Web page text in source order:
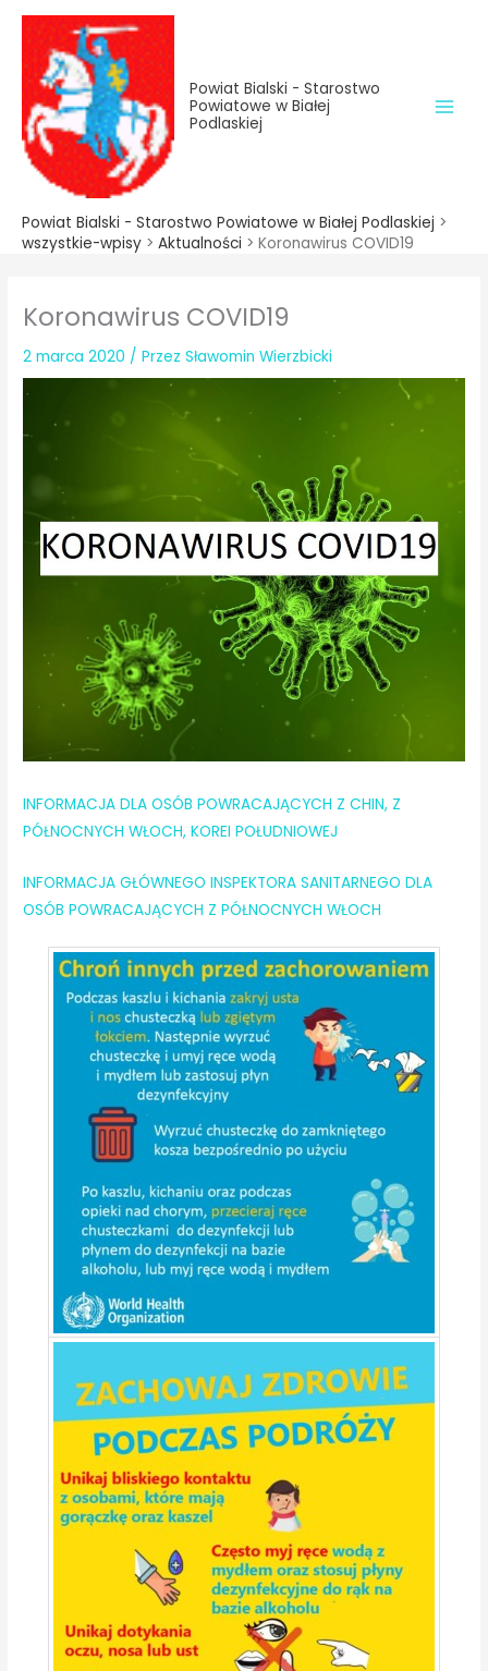
treści
Przejdź
treści
Powiat Bialski - Starostwo
Powiatowe w Białej
Podlaskiej
Powiat Bialski - Starostwo Powiatowe w Białej Podlaskiej >
wszystkie-wpisy > Aktualności > Koronawirus COVID19
Koronawirus COVID19
2 marca 2020 / PrzezSławomin Wierzbicki
INFORMACJA DLA OSÓB POWRACAJĄCYCH Z CHIN, Z
PÓŁNOCNYCH WŁOCH, KOREI POŁUDNIOWEJ
INFORMACJA GŁÓWNEGO INSPEKTORA SANITARNEGO DLA
OSÓB POWRACAJĄCYCH Z PÓŁNOCNYCH WŁOCH